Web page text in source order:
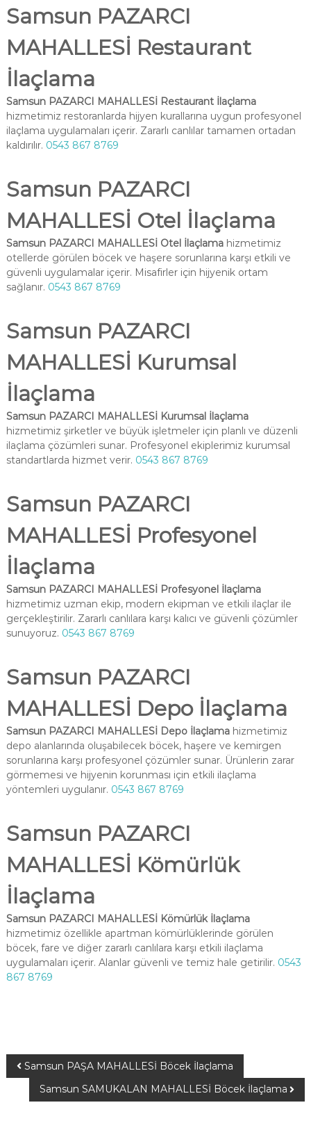
Samsun PAZARCI
MAHALLESİ Restaurant
İlaçlama
Samsun PAZARCI MAHALLESİ Restaurant İlaçlama
hizmetimiz restoranlarda hijyen kurallarına uygun profesyonel
ilaçlama uygulamaları içerir. Zararlı canlılar tamamen ortadan
kaldırılır. 0543 867 8769
Samsun PAZARCI
MAHALLESİ Otel İlaçlama
Samsun PAZARCI MAHALLESİ Otel İlaçlamahizmetimiz
otellerde görülen böcek ve haşere sorunlarına karşı etkili ve
güvenli uygulamalar içerir. Misafirler için hijyenik ortam
sağlanır. 0543 867 8769
Samsun PAZARCI
MAHALLESİ Kurumsal
İlaçlama
Samsun PAZARCI MAHALLESİ Kurumsal İlaçlama
hizmetimiz şirketler ve büyük işletmeler için planlı ve düzenli
ilaçlama çözümleri sunar. Profesyonel ekiplerimiz kurumsal
standartlarda hizmet verir. 0543 867 8769
Samsun PAZARCI
MAHALLESİ Profesyonel
İlaçlama
Samsun PAZARCI MAHALLESİ Profesyonel İlaçlama
hizmetimiz uzman ekip, modern ekipman ve etkili ilaçlar ile
gerçekleştirilir. Zararlı canlılara karşı kalıcı ve güvenli çözümler
sunuyoruz. 0543 867 8769
Samsun PAZARCI
MAHALLESİ Depo İlaçlama
Samsun PAZARCI MAHALLESİ Depo İlaçlamahizmetimiz
depo alanlarında oluşabilecek böcek, haşere ve kemirgen
sorunlarına karşı profesyonel çözümler sunar. Ürünlerin zarar
görmemesi ve hijyenin korunması için etkili ilaçlama
yöntemleri uygulanır. 0543 867 8769
Samsun PAZARCI
MAHALLESİ Kömürlük
İlaçlama
Samsun PAZARCI MAHALLESİ Kömürlük İlaçlama
hizmetimiz özellikle apartman kömürlüklerinde görülen
böcek, fare ve diğer zararlı canlılara karşı etkili ilaçlama
uygulamaları içerir. Alanlar güvenli ve temiz hale getirilir. 0543
867 8769
Samsun PAŞA MAHALLESİ Böcek İlaçlama
Samsun SAMUKALAN MAHALLESİ Böcek İlaçlama